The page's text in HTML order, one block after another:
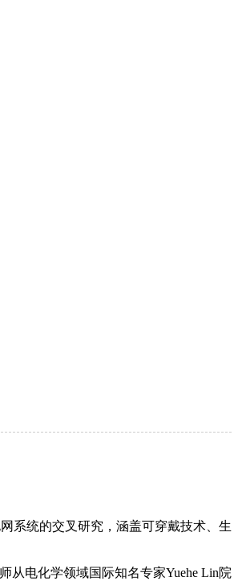
系统的交叉研究，涵盖可穿戴技术、生
从电化学领域国际知名专家Yuehe Lin院